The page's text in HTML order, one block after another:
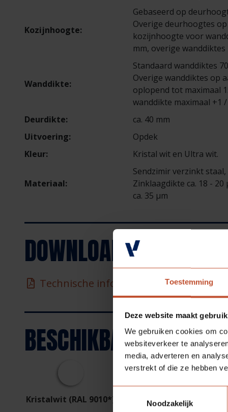
Toestemming
Deze website maakt
We gebruiken cookies om
websiteverkeer te
media, adverteren en
verstrekt of die ze hebben
Noodzakelijk
Kozijnhoogte:
Gebaseerd op
Overige deurhoogtes
kozijnhoogte voor
mm, overige wanddiktes
Wanddikte:
Standaard wanddiktes
Overige wanddiktes op
oplopend tot maximaal
wanddikte maximaal +1
Deurdikte:
ca. 40 mm
Uitvoering:
Opdek
Kleur:
Kristal wit en Ultra wit.
Materiaal:
Sendzimir verzinkt staal,
Zinklaagdikte ca. 18 -
ca. 35 µm
DOWNLOADS
Technische informatie
BESCHIKBAREKLEUREN
Kristalwit (RAL 9010*)
Ultra wit (NCS S0300